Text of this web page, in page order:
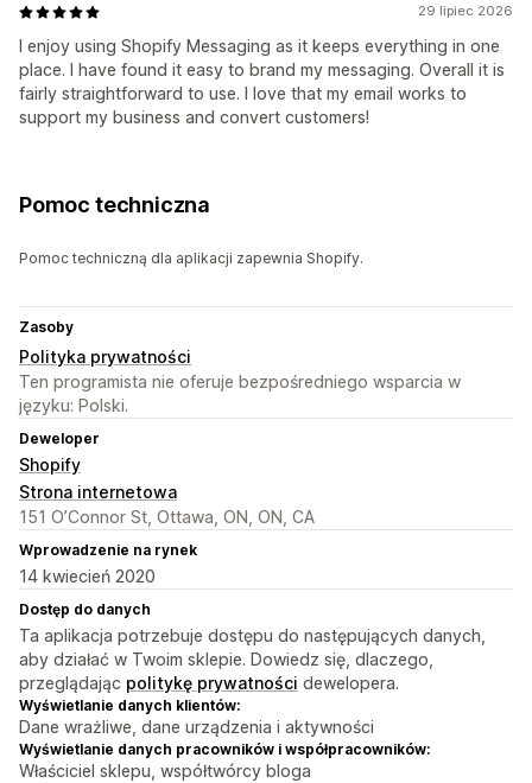
29 lipiec 2026
I enjoy using Shopify Messaging as it keeps everything in one
place. I have found it easy to brand my messaging. Overall it is
fairly straightforward to use. I love that my email works to
support my business and convert customers!
Pomoc techniczna
Pomoc techniczną dla aplikacji zapewnia Shopify.
Zasoby
Polityka prywatności
Ten programista nie oferuje bezpośredniego wsparcia w
języku: Polski.
Deweloper
Shopify
Strona internetowa
151 O’Connor St, Ottawa, ON, ON, CA
Wprowadzenie na rynek
14 kwiecień 2020
Dostęp do danych
Ta aplikacja potrzebuje dostępu do następujących danych,
aby działać w Twoim sklepie. Dowiedz się, dlaczego,
przeglądając politykę prywatności dewelopera.
Wyświetlanie danych klientów:
Dane wrażliwe, dane urządzenia i aktywności
Wyświetlanie danych pracowników i współpracowników:
Właściciel sklepu, współtwórcy bloga